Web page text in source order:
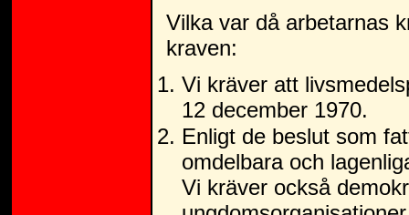
Vilka var då arbetarnas
kraven:
Vi kräver att
12 december 1970.
Enligt de beslut som
omdelbara och
Vi kräver också